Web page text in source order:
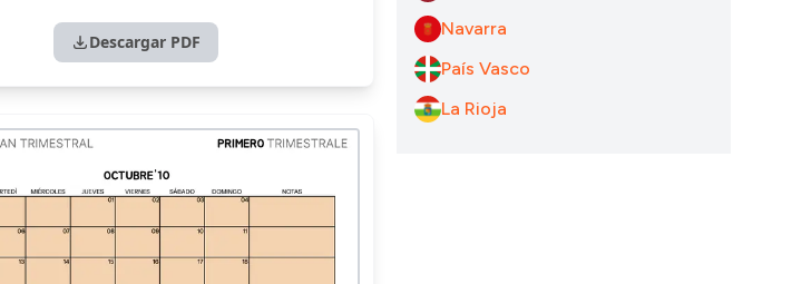
Descargar PDF
Navarra
País Vasco
La Rioja